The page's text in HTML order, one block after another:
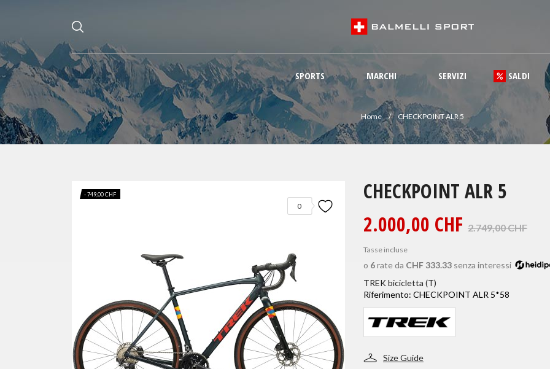
SPORTS MARCHI SERVIZI SALDI
Home CHECKPOINT ALR 5
0
- 749,00 CHF
CHECKPOINT ALR 5
2.000,00 CHF 2.749,00 CHF
Tasse incluse
o 6rate da CHF 333.33 senza interessi
TREK bicicletta (T)
Riferimento: CHECKPOINT ALR 5*58
Size Guide